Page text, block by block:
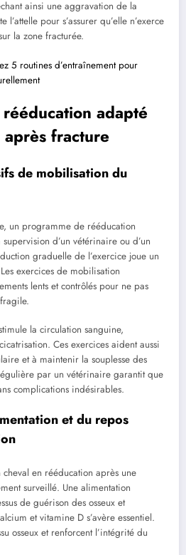
ainsi une aggravation de la
pour s’assurer qu’elle n’exerce
la zone fracturée.
5 routines d’entraînement pour
adapté
fracture
de mobilisation du
un programme de rééducation
d’un vétérinaire ou d’un
graduelle de l’exercice joue un
exercices de mobilisation
lents et contrôlés pour ne pas
la circulation sanguine,
Ces exercices aident aussi
et à maintenir la souplesse des
par un vétérinaire garantit que
complications indésirables.
et du repos
en rééducation après une
surveillé. Une alimentation
de guérison des osseux et
et vitamine D s’avère essentiel.
osseux et renforcent l’intégrité du